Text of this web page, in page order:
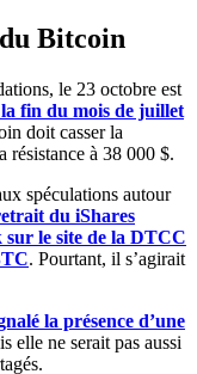
Bitcoin
le 23 octobre est
fin du mois de juillet
doit casser la
résistance à 38 000 $.
spéculations autour
du iShares
le site de la DTCC
. Pourtant, il s’agirait
la présence d’une
elle ne serait pas aussi